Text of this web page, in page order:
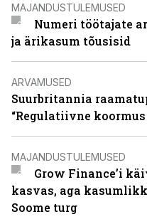
MAJANDUSTULEMUSED
Numeri töötajate
ja ärikasum tõusisid
ARVAMUSED
Suurbritannia
“Regulatiivne
MAJANDUSTULEMUSED
Grow Finance’i
kasvas, aga
Soome turg